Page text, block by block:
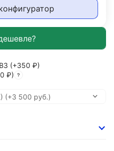
(+350 ₽)
₽)